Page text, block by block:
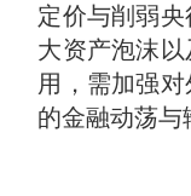
定价与削弱
大资产泡沫
用，需加强
的金融动荡与